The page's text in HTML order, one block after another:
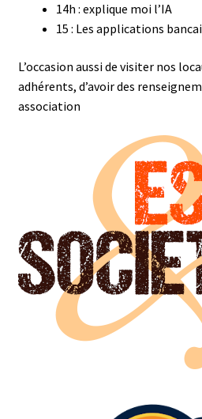
14h : explique moi l’IA
15 : Les applications
L’occasion aussi de visiter nos
adhérents, d’avoir des
association